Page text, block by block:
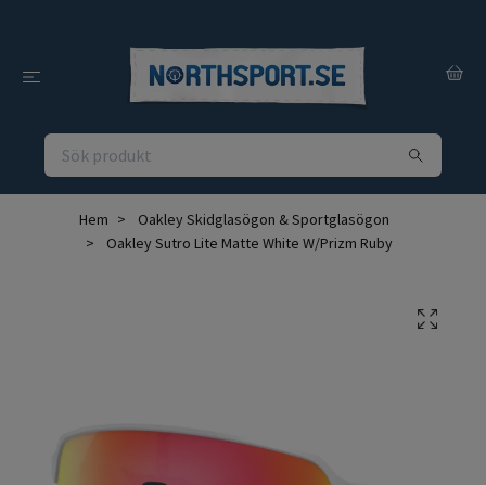
Hem
Oakley Skidglasögon & Sportglasögon
Oakley Sutro Lite Matte White W/Prizm Ruby